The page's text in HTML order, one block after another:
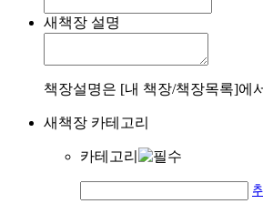
새책장 설명
책장설명은 [내 책장/책장목록]에
새책장 카테고리
카테고리